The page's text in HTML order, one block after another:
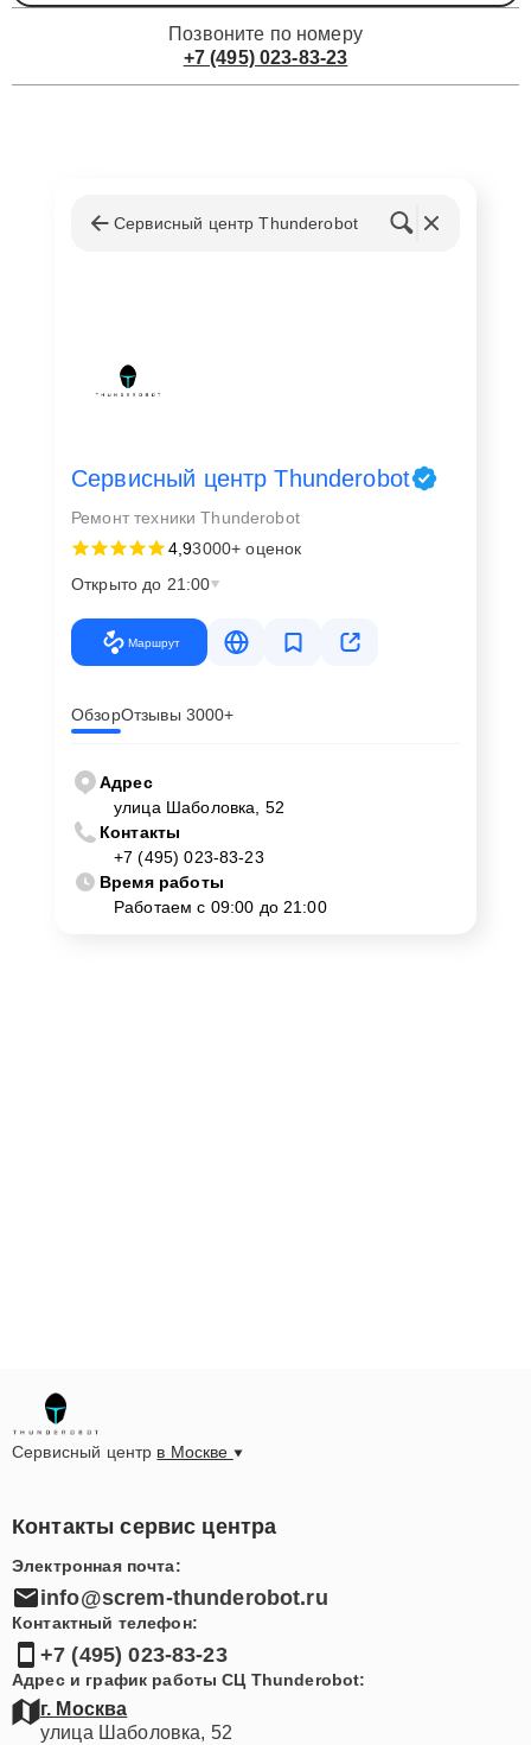
Позвоните по номеру
+7 (495) 023-83-23
Сервисный центр Thunderobot
Сервисный центр Thunderobot
Ремонт техники Thunderobot
4,93000+ оценок
Открыто до 21:00
Маршрут
ОбзорОтзывы 3000+
Адрес
улица Шаболовка, 52
Контакты
+7 (495) 023-83-23
Время работы
Работаем с 09:00 до 21:00
Сервисный центр в Москве
Контакты сервис центра
Электронная почта:
info@screm-thunderobot.ru
Контактный телефон:
+7 (495) 023-83-23
Адрес и график работы СЦ Thunderobot:
г. Москва
улица Шаболовка, 52